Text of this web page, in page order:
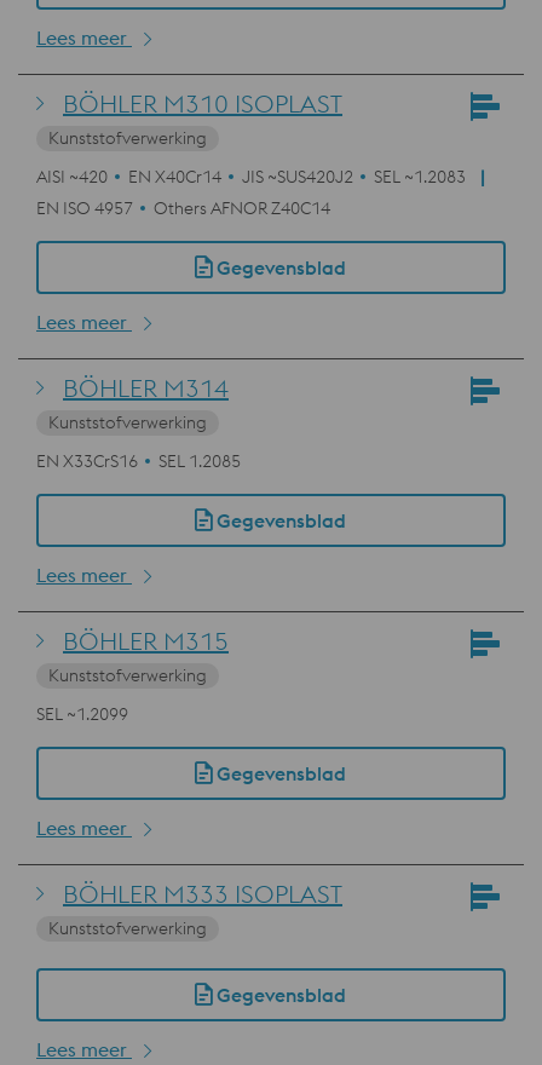
Lees meer
BÖHLER M310 ISOPLAST
Kunststofverwerking
AISI ~420
EN X40Cr14 JIS ~SUS420J2
SEL ~1.2083
EN ISO 4957
Others AFNOR Z40C14
Gegevensblad
Lees meer
BÖHLER M314
Kunststofverwerking
EN X33CrS16
SEL 1.2085
Gegevensblad
Lees meer
BÖHLER M315
Kunststofverwerking
SEL ~1.2099
Gegevensblad
Lees meer
BÖHLER M333 ISOPLAST
Kunststofverwerking
Gegevensblad
Lees meer